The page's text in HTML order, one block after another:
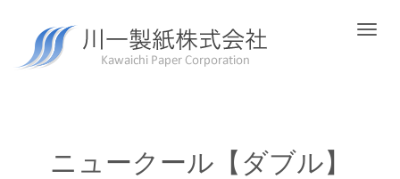
ニュークール【ダブル】